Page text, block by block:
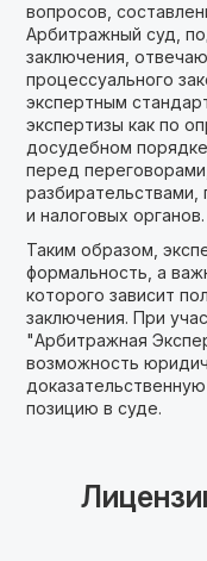
вопросов,
Арбитражный суд,
заключения,
процессуального
экспертным
экспертизы как по
досудебном
перед
и налоговых органов.
Таким образом,
формальность, а
которого зависит
заключения. При
"Арбитражная
возможность
позицию в суде.